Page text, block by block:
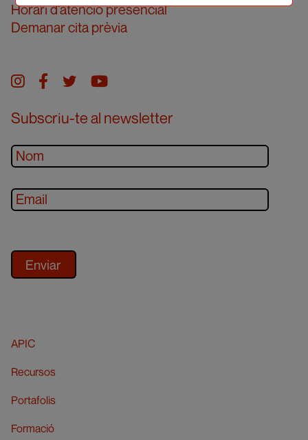
Horari d’atenció presencial
Demanar cita prèvia
Instagram
facebook
twitteryoutube
Subscriu-te al newsletter
APIC
Recursos
Portafolis
Formació